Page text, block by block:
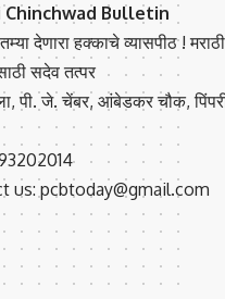
Chinchwad Bulletin
देणारा हक्काचे व्यासपीठ ! मराठी
सदेव तत्पर
पी. जे. चेंबर, आंबेडकर चौक,
us: pcbtoday@gmail.com